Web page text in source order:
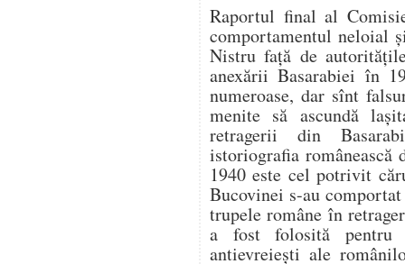
Raportul final al
comportamentul neloial
Nistru față de
anexării Basarabiei în
numeroase, dar sînt
menite să ascundă
retragerii din
istoriografia
1940 este cel potrivit
Bucovinei s-au
trupele române în
a fost folosită pentru
antievreiești ale